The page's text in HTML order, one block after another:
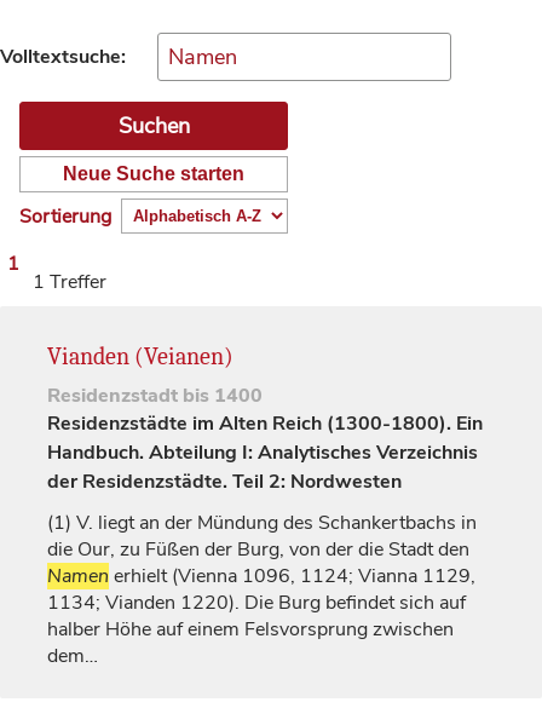
Volltextsuche:
Neue Suche starten
Sortierung
1
1 Treffer
Vianden (Veianen)
Residenzstadt bis 1400
Residenzstädte im Alten Reich (1300-1800). Ein
Handbuch. Abteilung I: Analytisches Verzeichnis
der Residenzstädte. Teil 2: Nordwesten
(1) V. liegt an der Mündung des Schankertbachs in
die Our, zu Füßen der Burg, von der die Stadt den
Namen erhielt (Vienna 1096, 1124; Vianna 1129,
1134; Vianden 1220). Die Burg befindet sich auf
halber Höhe auf einem Felsvorsprung zwischen
dem…